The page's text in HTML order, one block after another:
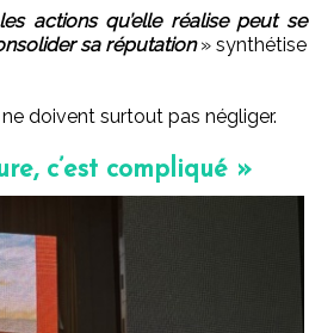
actions qu’elle réalise peut se
sa réputation» synthétise
doivent surtout pas négliger.
c’est compliqué »